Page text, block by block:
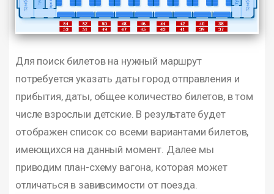
Для поиск билетов на нужный маршрут
потребуется указать даты город отправления и
прибытия, даты, общее количество билетов, в том
числе взрослыи детские. В результате будет
отображен список со всеми вариантами билетов,
имеющихся на данный момент. Далее мы
приводим план-схему вагона, которая может
отличаться в завивсимости от поезда.